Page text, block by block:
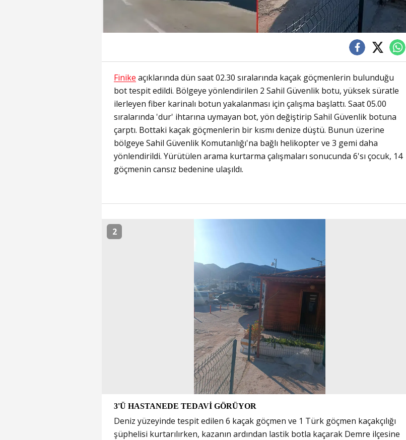
Finike açıklarında dün saat 02.30 sıralarında kaçak göçmenlerin bulunduğu
bot tespit edildi. Bölgeye yönlendirilen 2 Sahil Güvenlik botu, yüksek süratle
ilerleyen fiber karinalı botun yakalanması için çalışma başlattı. Saat 05.00
sıralarında 'dur' ihtarına uymayan bot, yön değiştirip Sahil Güvenlik botuna
çarptı. Bottaki kaçak göçmenlerin bir kısmı denize düştü. Bunun üzerine
bölgeye Sahil Güvenlik Komutanlığı'na bağlı helikopter ve 3 gemi daha
yönlendirildi. Yürütülen arama kurtarma çalışmaları sonucunda 6'sı çocuk, 14
göçmenin cansız bedenine ulaşıldı.
2
3'Ü HASTANEDE TEDAVİ GÖRÜYOR
Deniz yüzeyinde tespit edilen 6 kaçak göçmen ve 1 Türk göçmen kaçakçılığı
şüphelisi kurtarılırken, kazanın ardından lastik botla kaçarak Demre ilçesine